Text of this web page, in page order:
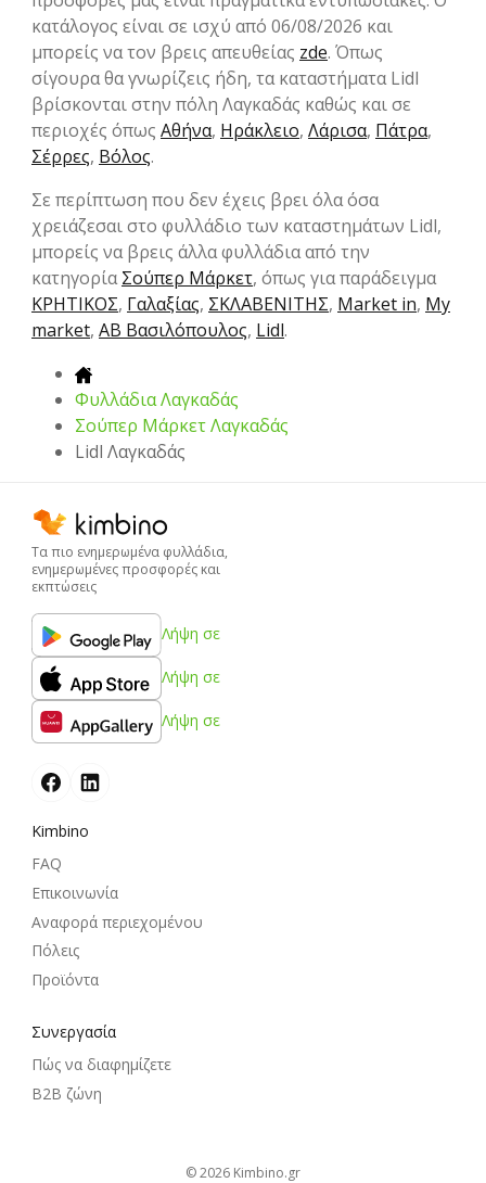
κατάλογος είναι σε ισχύ από 06/08/2026 και
μπορείς να τον βρεις απευθείας zde. Όπως
σίγουρα θα γνωρίζεις ήδη, τα καταστήματα Lidl
βρίσκονται στην πόλη Λαγκαδάς καθώς και σε
περιοχές όπως Αθήνα, Ηράκλειο, Λάρισα, Πάτρα,
Σέρρες, Βόλος.
Σε περίπτωση που δεν έχεις βρει όλα όσα
χρειάζεσαι στο φυλλάδιο των καταστημάτων Lidl,
μπορείς να βρεις άλλα φυλλάδια από την
κατηγορίαΣούπερ Μάρκετ, όπως για παράδειγμα
ΚΡΗΤΙΚΟΣ, Γαλαξίας, ΣΚΛΑΒΕΝΙΤΗΣ, Market in, My
market, ΑΒ Βασιλόπουλος, Lidl.
Φυλλάδια Λαγκαδάς
Σούπερ Μάρκετ Λαγκαδάς
Lidl Λαγκαδάς
Τα πιο ενημερωμένα φυλλάδια,
ενημερωμένες προσφορές και
εκπτώσεις
Λήψη σε
Λήψη σε
Λήψη σε
Kimbino
FAQ
Επικοινωνία
Αναφορά περιεχομένου
Πόλεις
Προϊόντα
Συνεργασία
Πώς να διαφημίζετε
B2B ζώνη
© 2026 kimbino.gr